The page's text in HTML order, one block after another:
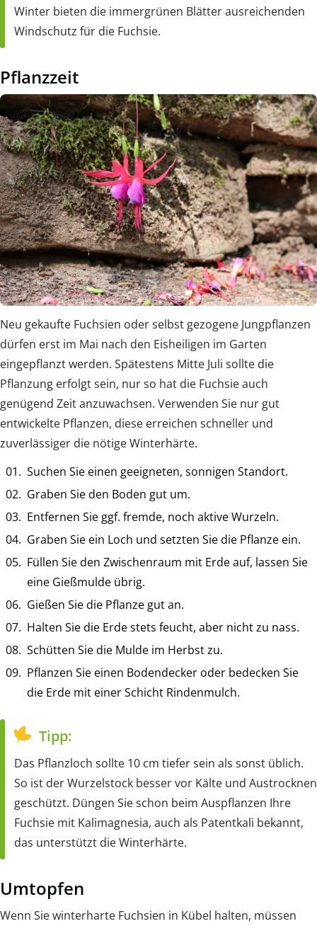
Winter bieten die immergrünen Blätter ausreichenden
Windschutz für die Fuchsie.
Pflanzzeit
Neu gekaufte Fuchsien oder selbst gezogene Jungpflanzen
dürfen erst im Mai nach den Eisheiligen im Garten
eingepflanzt werden. Spätestens Mitte Juli sollte die
Pflanzung erfolgt sein, nur so hat die Fuchsie auch
genügend Zeit anzuwachsen. Verwenden Sie nur gut
entwickelte Pflanzen, diese erreichen schneller und
zuverlässiger die nötige Winterhärte.
Suchen Sie einen geeigneten, sonnigen Standort.
Graben Sie den Boden gut um.
Entfernen Sie ggf. fremde, noch aktive Wurzeln.
Graben Sie ein Loch und setzten Sie die Pflanze ein.
Füllen Sie den Zwischenraum mit Erde auf, lassen Sie
eine Gießmulde übrig.
Gießen Sie die Pflanze gut an.
Halten Sie die Erde stets feucht, aber nicht zu nass.
Schütten Sie die Mulde im Herbst zu.
Pflanzen Sie einen Bodendecker oder bedecken Sie
die Erde mit einer Schicht Rindenmulch.
Tipp:
Das Pflanzloch sollte 10 cm tiefer sein als sonst üblich.
So ist der Wurzelstock besser vor Kälte und Austrocknen
geschützt. Düngen Sie schon beim Auspflanzen Ihre
Fuchsie mit Kalimagnesia, auch als Patentkali bekannt,
das unterstützt die Winterhärte.
Umtopfen
Wenn Sie winterharte Fuchsien in Kübel halten, müssen